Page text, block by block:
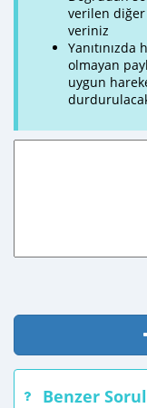
verilen diğer
veriniz
olmayan
uygun
Benzer